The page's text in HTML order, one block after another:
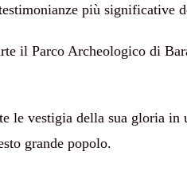
più significative
il Parco Archeologico di
le vestigia della sua gloria
grande popolo.